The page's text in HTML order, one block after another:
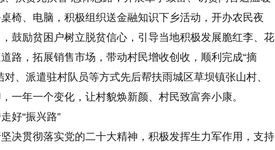
椅、电脑，积极组织送金融知识下乡活动，开办农民夜
鼓励贫困户树立脱贫信心，引导当地积极发展脆红李、花
路，拓展销售市场，带动村民增收创收，顺利完成“摘
、派遣驻村队员等方式先后帮扶雨城区草坝镇张山村、
一年一个变化，让村貌焕新颜、村民致富奔小康。
好“振兴路”
决贯彻落实党的二十大精神，积极发挥生力军作用，支持